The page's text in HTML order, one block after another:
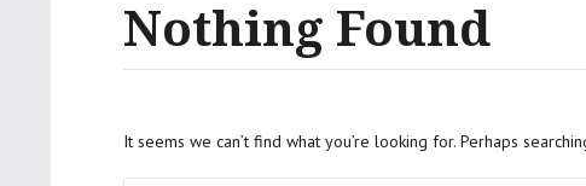
Nothing Found
It seems we can’t find what you’re looking for. Perhaps